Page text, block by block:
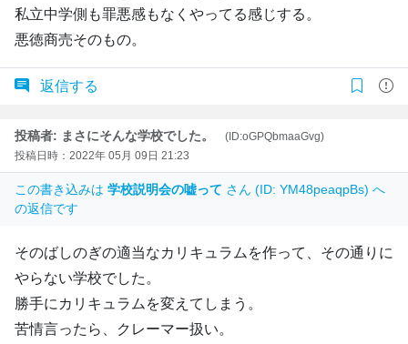
私立中学側も罪悪感もなくやってる感じする。
悪徳商売そのもの。
返信する
投稿者: まさにそんな学校でした。
(ID:oGPQbmaaGvg)
投稿日時：2022年 05月 09日 21:23
この書き込みは 学校説明会の嘘って さん (ID: YM48peaqpBs) へ
の返信です
そのばしのぎの適当なカリキュラムを作って、その通りに
やらない学校でした。
勝手にカリキュラムを変えてしまう。
苦情言ったら、クレーマー扱い。